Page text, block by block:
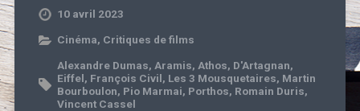
10 avril 2023
Cinéma, Critiques de films
Alexandre Dumas, Aramis, Athos, D'Artagnan,
Eiffel, François Civil, Les 3 Mousquetaires, Martin
Bourboulon, Pio Marmai, Porthos, Romain Duris,
Vincent Cassel